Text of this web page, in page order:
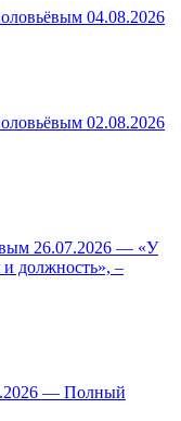
04.08.2026
02.08.2026
26.07.2026 — «У
должность», –
— Полный